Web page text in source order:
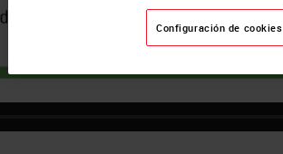
Configuración de cookies